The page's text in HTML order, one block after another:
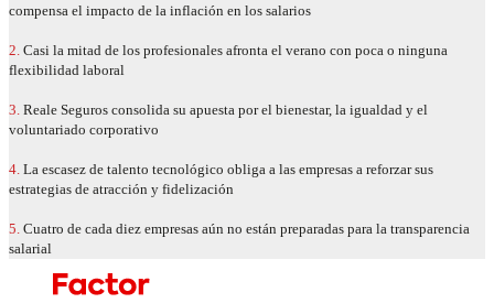
compensa el impacto de la inflación en los salarios
2. Casi la mitad de los profesionales afronta el verano con poca o ninguna
flexibilidad laboral
3. Reale Seguros consolida su apuesta por el bienestar, la igualdad y el
voluntariado corporativo
4. La escasez de talento tecnológico obliga a las empresas a reforzar sus
estrategias de atracción y fidelización
5. Cuatro de cada diez empresas aún no están preparadas para la transparencia
salarial